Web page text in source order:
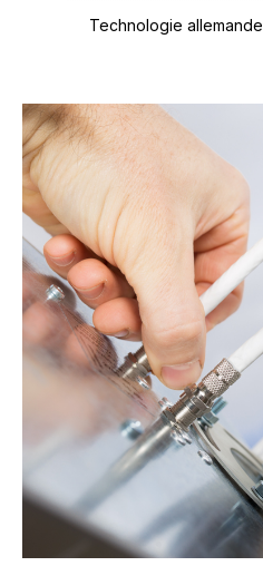
Technologie allemande